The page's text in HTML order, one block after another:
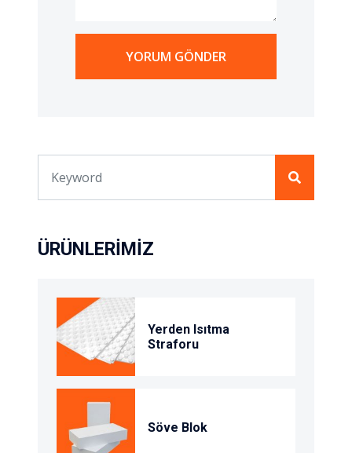
YORUM GÖNDER
ÜRÜNLERIMIZ
Yerden Isıtma
Straforu
Söve Blok